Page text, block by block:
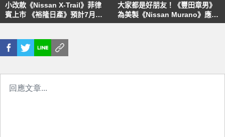
小改款《Nissan X-Trail》菲律
賓上市 《裕隆日產》預計7月跟
進 霹靂馬Primera以電動車重返
大家都是好朋友！《豐田章男》
為美製《Nissan Murano》應援
買下去吧！ 看日本車廠跨越格局